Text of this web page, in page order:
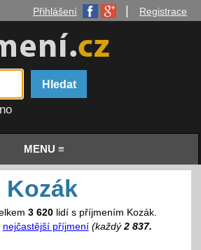
Přihlášení Registrace
MENU ≡
Kozák
3 620lidí s příjmením Kozák.
nejčastější příjmení (každý2 837.